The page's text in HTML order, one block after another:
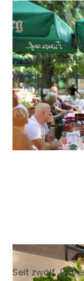
Brauhaus
und
Das Taufbuch
erwähnt bereits
Hacklberg in
Bräustüberl
Vrbniak mit viel
Tradition
Team vom
"Essen ist
Seit zwölf